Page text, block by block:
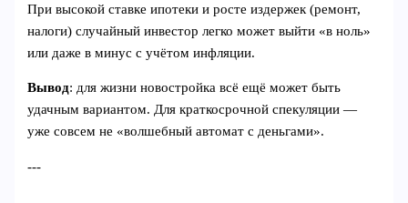
При высокой ставке ипотеки и росте издержек (ремонт,
налоги) случайный инвестор легко может выйти «в ноль»
или даже в минус с учётом инфляции.
Вывод: для жизни новостройка всё ещё может быть
удачным вариантом. Для краткосрочной спекуляции —
уже совсем не «волшебный автомат с деньгами».
---